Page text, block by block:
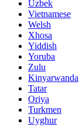
Uzbek
Vietnamese
Welsh
Xhosa
Yiddish
Yoruba
Zulu
Kinyarwanda
Tatar
Oriya
Turkmen
Uyghur